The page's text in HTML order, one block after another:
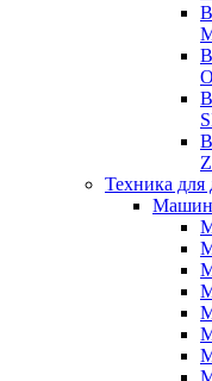
Техника для